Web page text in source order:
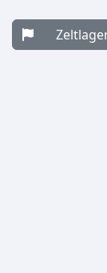
Zeltlager